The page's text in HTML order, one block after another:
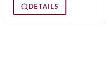
DETAILS